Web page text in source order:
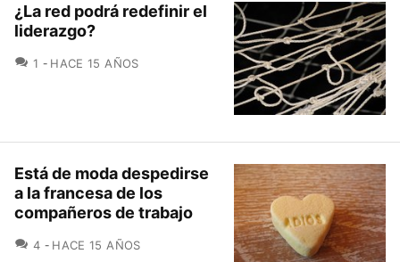
¿La red podrá redefinir el
liderazgo?
1 COMENTARIOS
HACE 15 AÑOS
Está de moda despedirse
a la francesa de los
compañeros de trabajo
4 COMENTARIOS
HACE 15 AÑOS